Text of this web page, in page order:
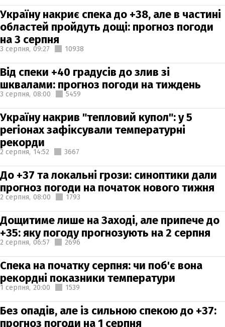
Україну накриє спека до +38, але в частині
областей пройдуть дощі: прогноз погоди
на 3 серпня
3 серпня, 09:27 10938
Від спеки +40 градусів до злив зі
шквалами: прогноз погоди на тиждень
3 серпня, 08:00 5459
Україну накрив "тепловий купол": у 5
регіонах зафіксували температурні
рекорди
2 серпня, 14:52 3667
До +37 та локальні грози: синоптики дали
прогноз погоди на початок нового тижня
2 серпня, 08:00 1793
Дощитиме лише на Заході, але припече до
+35: яку погоду прогнозують на 2 серпня
2 серпня, 06:57 2696
Спека на початку серпня: чи поб'є вона
рекордні показники температури
1 серпня, 20:00 1539
Без опадів, але із сильною спекою до +37:
прогноз погоди на 1 серпня